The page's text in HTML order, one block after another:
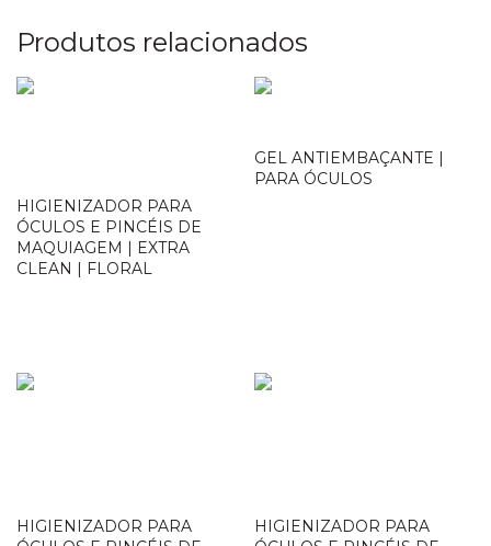
Produtos relacionados
HIGIENIZADOR PARA
ÓCULOS E PINCÉIS DE
MAQUIAGEM | EXTRA
CLEAN | FLORAL
GEL ANTIEMBAÇANTE |
PARA ÓCULOS
HIGIENIZADOR PARA
HIGIENIZADOR PARA